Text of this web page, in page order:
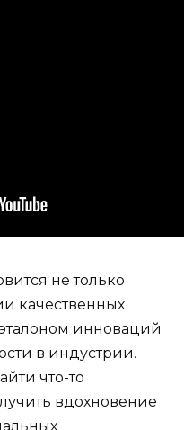
не только
качественных
инноваций
в индустрии.
что-то
вдохновение